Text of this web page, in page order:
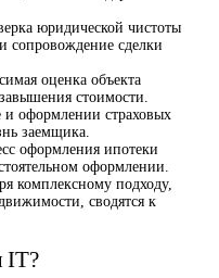
юридической чистоты
сопровождение сделки
оценка объекта
стоимости.
оформлении страховых
заемщика.
оформления ипотеки
оформлении.
комплексному подходу,
сводятся к
IT?